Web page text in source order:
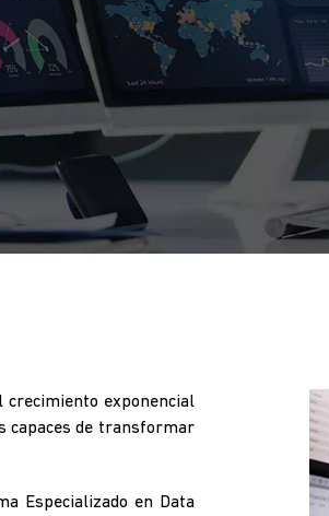
crecimiento exponencial
capaces de transformar
Especializado en Data